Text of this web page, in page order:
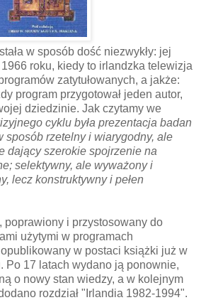
w sposób dość niezwykły: jej
roku, kiedy to irlandzka telewizja
zatytułowanych, a jakże:
program przygotował jeden autor,
dziedzinie. Jak czytamy we
cyklu była prezentacja badan
sposób rzetelny i wiarygodny, ale
dający szerokie spojrzenie na
selektywny, ale wyważony i
lecz konstruktywny i pełen
poprawiony i przystosowany do
użytymi w programach
w postaci książki już w
Po 17 latach wydano ją ponownie,
o nowy stan wiedzy, a w kolejnym
rozdział "Irlandia 1982-1994".